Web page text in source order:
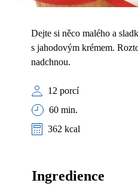
Dejte si něco malého a
s jahodovým krémem.
nadchnou.
12 porcí
60 min.
362 kcal
Ingredience